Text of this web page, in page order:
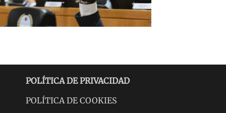
POLÍTICA DE PRIVACIDAD
POLÍTICA DE COOKIES